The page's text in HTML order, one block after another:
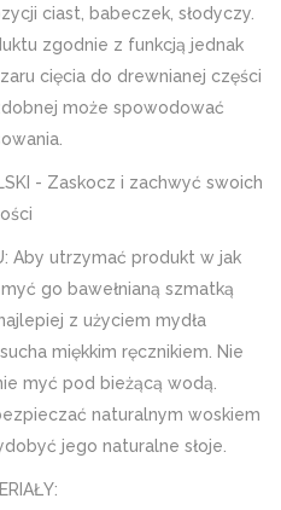
ciast, babeczek, słodyczy.
zgodnie z funkcją jednak
cięcia do drewnianej części
może spowodować
- Zaskocz i zachwyć swoich
Aby utrzymać produkt w jak
go bawełnianą szmatką
z użyciem mydła
miękkim ręcznikiem. Nie
myć pod bieżącą wodą.
naturalnym woskiem
jego naturalne słoje.